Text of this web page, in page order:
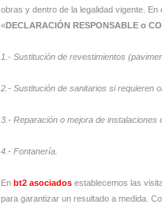
obras y dentro de la legalidad vigente.
«DECLARACIÓN RESPONSABLE o
1.- Sustitución de revestimientos
2.- Sustitución de sanitarios si requieren
3.- Reparación o mejora de instalaciones
4.- Fontanería.
Enbt2 asociados establecemos las
para garantizar un resultado a medida.